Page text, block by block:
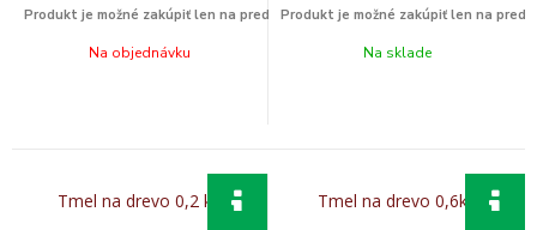
Na objednávku Na sklade
Tmel na drevo 0,2 kg Tmel na drevo 0,6kg